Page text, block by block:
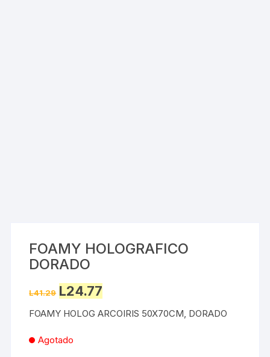
FOAMY HOLOGRAFICO
DORADO
L41.29 Original
price
L41.29.
L24.77price
L24.77.
FOAMY HOLOG ARCOIRIS 50X70CM, DORADO
Agotado